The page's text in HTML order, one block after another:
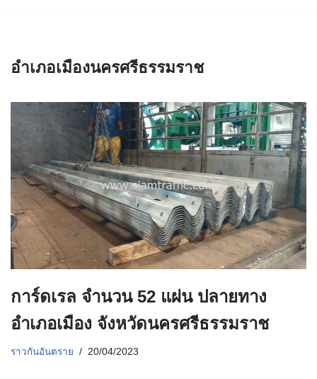
อำเภอเมืองนครศรีธรรมราช
การ์ดเรล จำนวน 52 แผ่น ปลายทาง
อำเภอเมือง จังหวัดนครศรีธรรมราช
ราวกันอันตราย 20/04/2023